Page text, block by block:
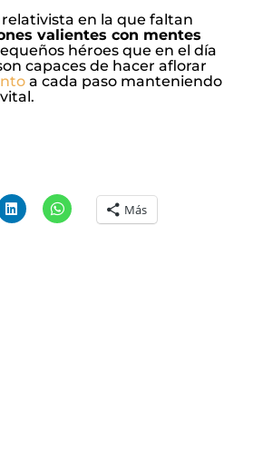
en la que faltan
valientes con mentes
héroes que en el día
capaces de hacer aflorar
a cada paso manteniendo
Haz
clic
Haz
clic Más